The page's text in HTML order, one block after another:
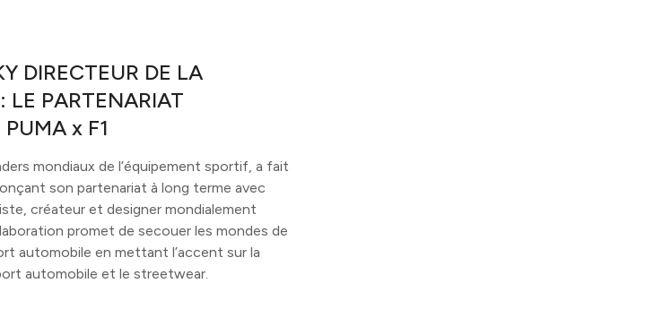
DIRECTEUR DE LA
LE PARTENARIAT
x F1
mondiaux de l’équipement sportif, a fait
son partenariat à long terme avec
créateur et designer mondialement
promet de secouer les mondes de
automobile en mettant l’accent sur la
automobile et le streetwear.